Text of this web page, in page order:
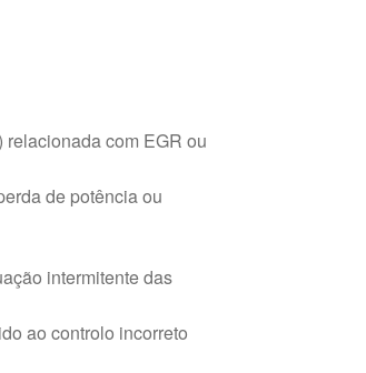
com EGR ou
de potência ou
intermitente das
ao controlo incorreto